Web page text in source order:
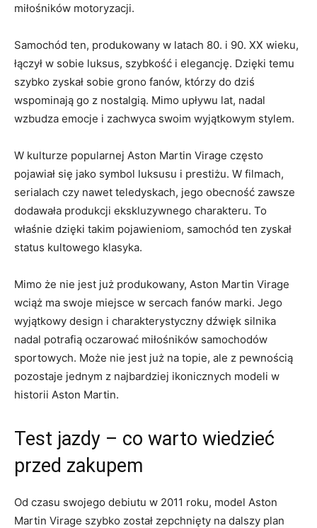
miłośników⁤ motoryzacji.
⁣Samochód ten, ⁣produkowany ​w⁤ latach 80. i ​90. ​XX​ wieku,
łączył​ w sobie ‌luksus, szybkość ⁣i⁤ elegancję. Dzięki temu
‌szybko zyskał sobie grono fanów, którzy do dziś
wspominają go z nostalgią. Mimo upływu lat, nadal
wzbudza ‌emocje i zachwyca swoim wyjątkowym stylem.
W kulturze ⁤popularnej ‍Aston Martin Virage często
pojawiał się jako symbol luksusu i prestiżu. W⁢ filmach,
serialach czy nawet ⁢teledyskach, jego obecność zawsze
dodawała produkcji ‌ekskluzywnego ‌charakteru. To
właśnie⁤ dzięki takim pojawieniom, samochód ten zyskał
status kultowego ‌klasyka.
Mimo ⁢że ‌nie jest już produkowany, Aston ‍Martin Virage
wciąż ma⁣ swoje miejsce⁢ w sercach‌ fanów marki. Jego
wyjątkowy design ⁢i charakterystyczny dźwięk silnika‌
nadal ‌potrafią oczarować miłośników samochodów
⁤sportowych. Może nie jest już na topie,​ ale z pewnością
pozostaje ⁣jednym z najbardziej ikonicznych modeli w
⁣historii Aston Martin.
Test jazdy⁤ – ‌co warto wiedzieć
przed zakupem
Od‍ czasu swojego debiutu w 2011‌ roku, model Aston
Martin Virage szybko został ​zepchnięty na dalszy plan